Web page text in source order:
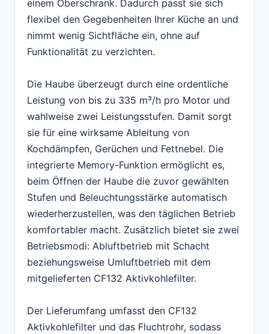
einem Oberschrank. Dadurch passt sie sich
flexibel den Gegebenheiten Ihrer Küche an und
nimmt wenig Sichtfläche ein, ohne auf
Funktionalität zu verzichten.
Die Haube überzeugt durch eine ordentliche
Leistung von bis zu 335 m³/h pro Motor und
wahlweise zwei Leistungsstufen. Damit sorgt
sie für eine wirksame Ableitung von
Kochdämpfen, Gerüchen und Fettnebel. Die
integrierte Memory-Funktion ermöglicht es,
beim Öffnen der Haube die zuvor gewählten
Stufen und Beleuchtungsstärke automatisch
wiederherzustellen, was den täglichen Betrieb
komfortabler macht. Zusätzlich bietet sie zwei
Betriebsmodi: Abluftbetrieb mit Schacht
beziehungsweise Umluftbetrieb mit dem
mitgelieferten CF132 Aktivkohlefilter.
Der Lieferumfang umfasst den CF132
Aktivkohlefilter und das Fluchtrohr, sodass